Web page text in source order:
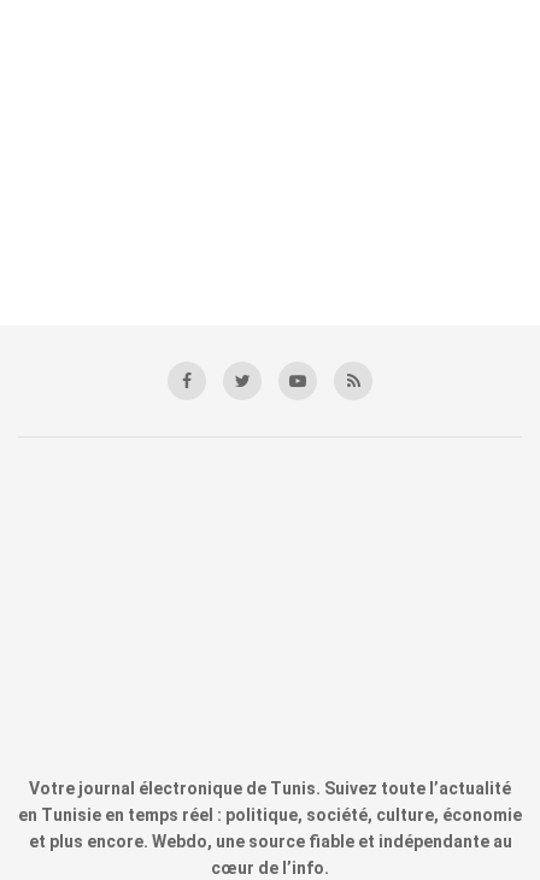
Votre journal électronique de Tunis. Suivez toute l’actualité
en Tunisie en temps réel : politique, société, culture, économie
et plus encore. Webdo, une source fiable et indépendante au
cœur de l’info.